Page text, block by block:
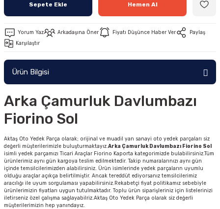
Sepete Ekle Hemen Al
Yorum Yaz Arkadaşına Öner Fiyatı Düşünce Haber Ver
Paylaş
Karşılaştır
Ürün Bilgisi
Arka Çamurluk Davlumbazı
Fiorino Sol
Aktaş Oto Yedek Parça olarak; orijinal ve muadil yan sanayi oto yedek parçaları siz
değerli müşterilerimizle buluşturmaktayız.Arka Çamurluk Davlumbazı Fiorino Sol
isimli yedek parçamızı Ticari Araçlar Fiorino Kaporta kategorimizde bulabilirsiniz.Tüm
ürünlerimiz aynı gün kargoya teslim edilmektedir. Takip numaralarınızı aynı gün
içinde temsilcilerimizden alabilirsiniz. Ürün isimlerinde yedek parçaların uyumlu
olduğu araçlar açıkça belirtilmiştir. Ancak tereddüt ediyorsanız temsilcilerimiz
aracılığı ile uyum sorgulaması yapabilirsiniz.Rekabetçi fiyat politikamız sebebiyle
ürünlerimizin fiyatları uygun tutulmaktadır. Toplu ürün siparişleriniz için listelerinizi
iletirseniz özel çalışma sağlayabilriz.Aktaş Oto Yedek Parça olarak siz değerli
müşterilerimizin hep yanındayız.